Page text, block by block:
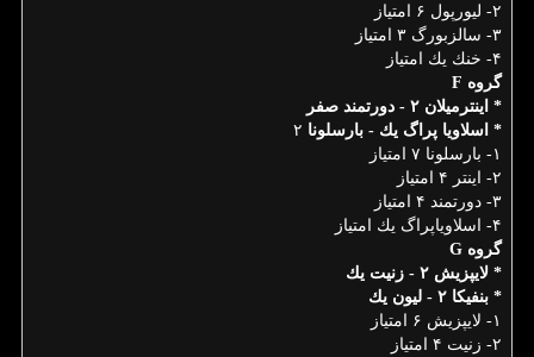
۲- لیورپول ۶ امتیاز
۳- سالزبورگ ۳ امتیاز
۴- خنك یك امتیاز
گروه F
* اینترمیلان ۲ - دورتمند صفر
* اسلاویا پراگ یك - بارسلونا ۲
۱- بارسلونا ۷ امتیاز
۲- اینتر ۴ امتیاز
۳- دورتمند ۴ امتیاز
۴- اسلاویاپراگ یك امتیاز
گروه G
* لایپزیش ۲ - زنیت یك
* بنفیكا ۲ - لیون یك
۱- لایپزیش ۶ امتیاز
۲- زنیت ۴ امتیاز